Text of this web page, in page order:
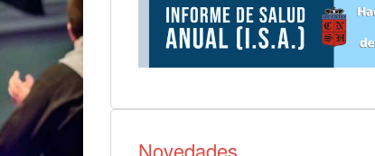
Novedades